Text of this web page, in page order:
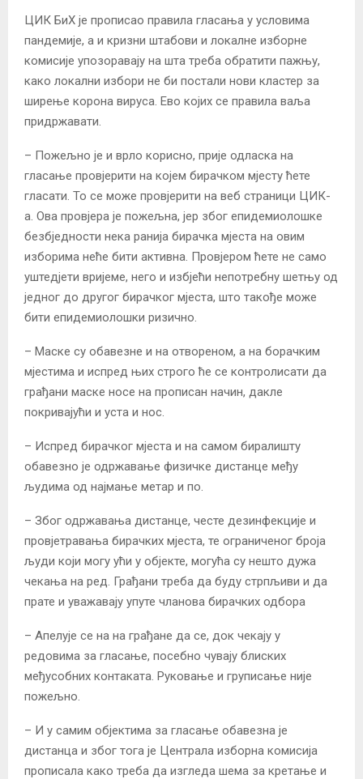
ЦИК БиХ је прописао правила гласања у условима
пандемије, а и кризни штабови и локалне изборне
комисије упозоравају на шта треба обратити пажњу,
како локални избори не би постали нови кластер за
ширење корона вируса. Ево којих се правила ваља
придржавати.
– Пожељно је и врло корисно, прије одласка на
гласање провјерити на којем бирачком мјесту ћете
гласати. То се може провјерити на веб страници ЦИК-
а. Ова провјера је пожељна, јер због епидемиолошке
безбједности нека ранија бирачка мјеста на овим
изборима неће бити активна. Провјером ћете не само
уштедјети вријеме, него и избјећи непотребну шетњу од
једног до другог бирачког мјеста, што такође може
бити епидемиолошки ризично.
– Маске су обавезне и на отвореном, а на борачким
мјестима и испред њих строго ће се контролисати да
грађани маске носе на прописан начин, дакле
покривајући и уста и нос.
– Испред бирачког мјеста и на самом биралишту
обавезно је одржавање физичке дистанце међу
људима од најмање метар и по.
– Због одржавања дистанце, честе дезинфекције и
провјетравања бирачких мјеста, те ограниченог броја
људи који могу ући у објекте, могућа су нешто дужа
чекања на ред. Грађани треба да буду стрпљиви и да
прате и уважавају упуте чланова бирачких одбора
– Апелује се на на грађане да се, док чекају у
редовима за гласање, посебно чувају блиских
међусобних контаката. Руковање и груписање није
пожељно.
– И у самим објектима за гласање обавезна је
дистанца и због тога је Централа изборна комисија
прописала како треба да изгледа шема за кретање и